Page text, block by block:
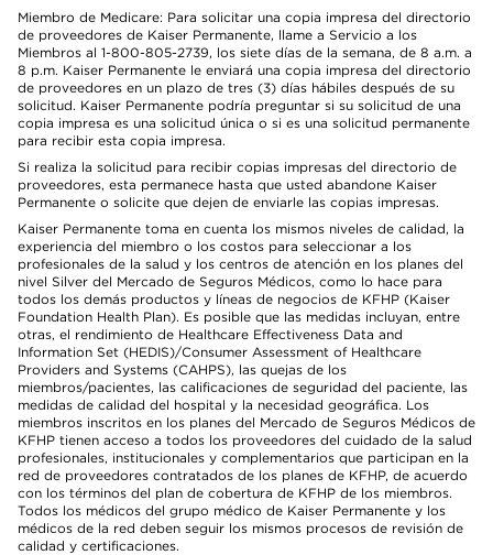
Miembro de Medicare: Para solicitar una copia impresa del directorio
de proveedores de Kaiser Permanente, llame a Servicio a los
Miembros al 1-800-805-2739, los siete días de la semana, de 8 a.m. a
8 p.m. Kaiser Permanente le enviará una copia impresa del directorio
de proveedores en un plazo de tres (3) días hábiles después de su
solicitud. Kaiser Permanente podría preguntar si su solicitud de una
copia impresa es una solicitud única o si es una solicitud permanente
para recibir esta copia impresa.
Si realiza la solicitud para recibir copias impresas del directorio de
proveedores, esta permanece hasta que usted abandone Kaiser
Permanente o solicite que dejen de enviarle las copias impresas.
Kaiser Permanente toma en cuenta los mismos niveles de calidad, la
experiencia del miembro o los costos para seleccionar a los
profesionales de la salud y los centros de atención en los planes del
nivel Silver del Mercado de Seguros Médicos, como lo hace para
todos los demás productos y líneas de negocios de KFHP (Kaiser
Foundation Health Plan). Es posible que las medidas incluyan, entre
otras, el rendimiento de Healthcare Effectiveness Data and
Information Set (HEDIS)/Consumer Assessment of Healthcare
Providers and Systems (CAHPS), las quejas de los
miembros/pacientes, las calificaciones de seguridad del paciente, las
medidas de calidad del hospital y la necesidad geográfica. Los
miembros inscritos en los planes del Mercado de Seguros Médicos de
KFHP tienen acceso a todos los proveedores del cuidado de la salud
profesionales, institucionales y complementarios que participan en la
red de proveedores contratados de los planes de KFHP, de acuerdo
con los términos del plan de cobertura de KFHP de los miembros.
Todos los médicos del grupo médico de Kaiser Permanente y los
médicos de la red deben seguir los mismos procesos de revisión de
calidad y certificaciones.